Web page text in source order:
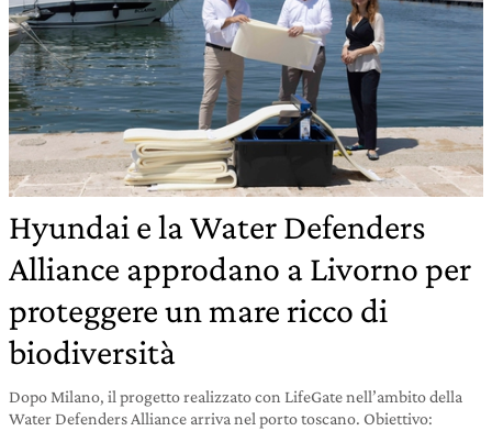
Hyundai e la Water Defenders
Alliance approdano a Livorno per
proteggere un mare ricco di
biodiversità
Dopo Milano, il progetto realizzato con LifeGate nell’ambito della
Water Defenders Alliance arriva nel porto toscano. Obiettivo: